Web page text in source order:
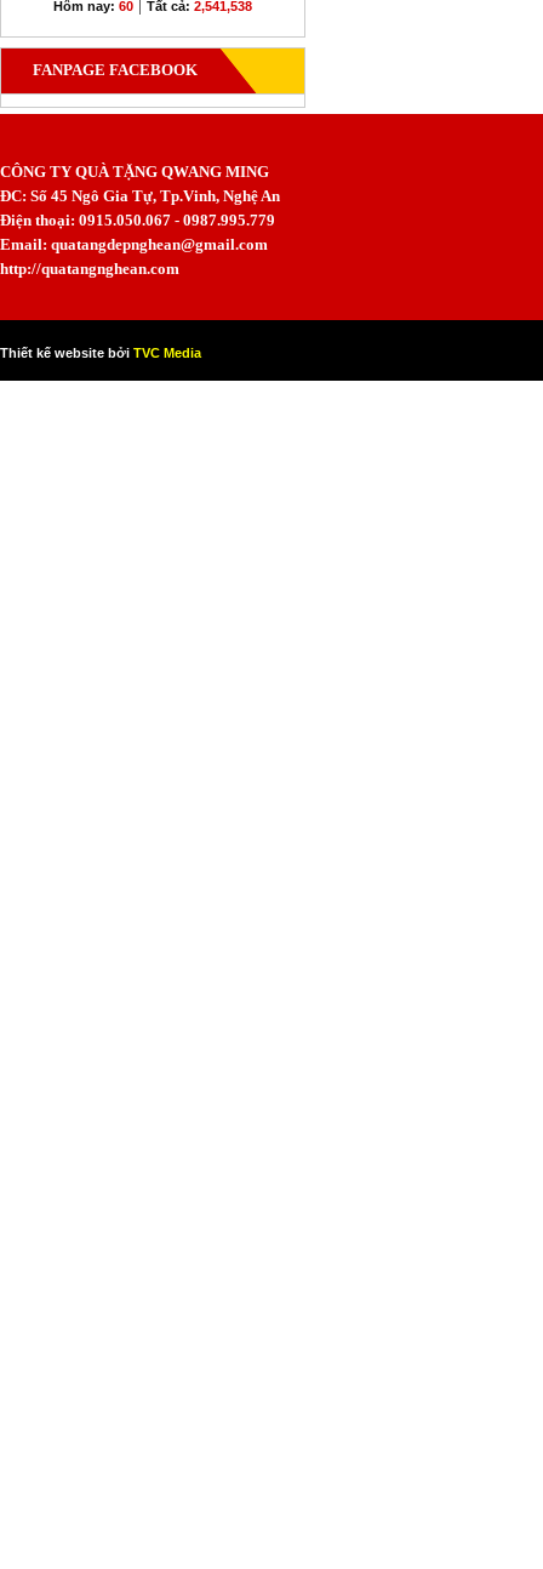
Hôm nay: 60 Tất cả: 2,541,538
FANPAGE FACEBOOK
CÔNG TY QUÀ TẶNG QWANG MING
ĐC: Số 45 Ngô Gia Tự, Tp.Vinh, Nghệ An
Điện thoại: 0915.050.067 - 0987.995.779
Email: quatangdepnghean@gmail.com
http://quatangnghean.com
Thiết kế website bởi TVC Media